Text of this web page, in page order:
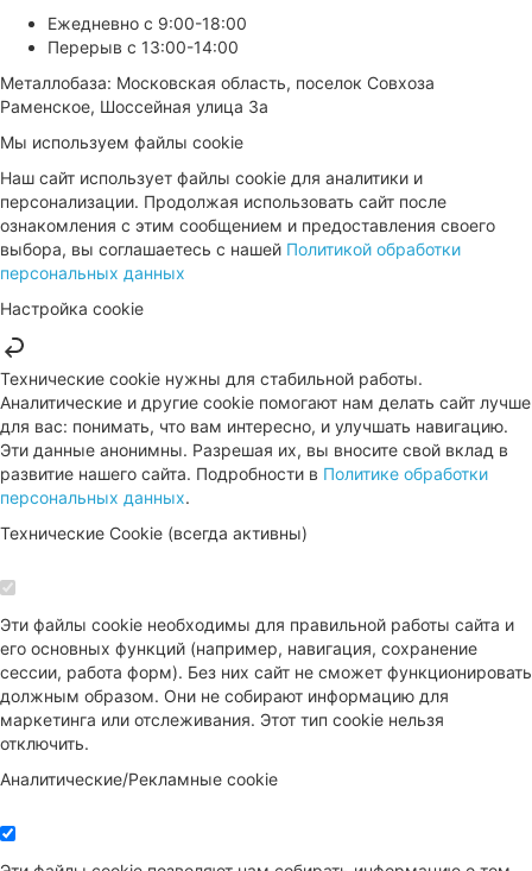
Ежедневно с 9:00-18:00
Перерыв с 13:00-14:00
Металлобаза: Московская область, поселок Совхоза
Раменское, Шоссейная улица 3а
Мы используем файлы cookie
Наш сайт использует файлы cookie для аналитики и
персонализации. Продолжая использовать сайт после
ознакомления с этим сообщением и предоставления своего
выбора, вы соглашаетесь с нашей Политикой обработки
персональных данных
Настройка cookie
Технические cookie нужны для стабильной работы.
Аналитические и другие cookie помогают нам делать сайт лучше
для вас: понимать, что вам интересно, и улучшать навигацию.
Эти данные анонимны. Разрешая их, вы вносите свой вклад в
развитие нашего сайта. Подробности в Политике обработки
персональных данных.
Технические Cookie (всегда активны)
Эти файлы cookie необходимы для правильной работы сайта и
его основных функций (например, навигация, сохранение
сессии, работа форм). Без них сайт не сможет функционировать
должным образом. Они не собирают информацию для
маркетинга или отслеживания. Этот тип cookie нельзя
отключить.
Аналитические/Рекламные cookie